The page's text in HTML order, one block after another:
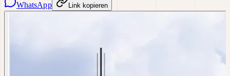
WhatsApp Link kopieren